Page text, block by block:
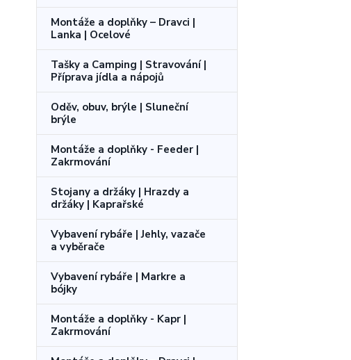
Montáže a doplňky – Dravci |
Lanka | Ocelové
Tašky a Camping | Stravování |
Příprava jídla a nápojů
Oděv, obuv, brýle | Sluneční
brýle
Montáže a doplňky - Feeder |
Zakrmování
Stojany a držáky | Hrazdy a
držáky | Kaprařské
Vybavení rybáře | Jehly, vazače
a vyběrače
Vybavení rybáře | Markre a
bójky
Montáže a doplňky - Kapr |
Zakrmování